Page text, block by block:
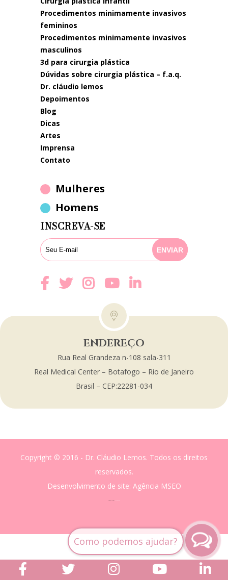
procedimentos minimamente invasivos
femininos
procedimentos minimamente invasivos
masculinos
3d para cirurgia plástica
dúvidas sobre cirurgia plástica – f.a.q.
dr. cláudio lemos
depoimentos
blog
dicas
artes
imprensa
contato
Mulheres
Homens
INSCREVA-SE
ENDEREÇO
Rua Real Grandeza n-108 sala-311
Real Medical Center – Botafogo – Rio de Janeiro
Brasil – CEP:22281-034
Copyright © 2016 - Dr. Cláudio Lemos. Todos os direitos
reservados.
Desenvolvimento de site: Agência MSEO